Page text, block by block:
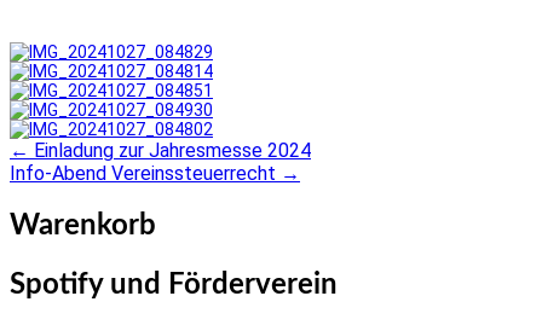
Post
navigation
← Einladung zur Jahresmesse 2024
Info-Abend Vereinssteuerrecht →
Warenkorb
Spotify und Förderverein